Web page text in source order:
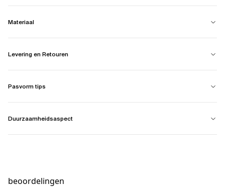
Materiaal
Levering en Retouren
Pasvorm tips
Duurzaamheidsaspect
beoordelingen